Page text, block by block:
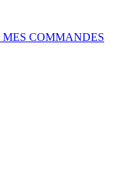
MES COMMANDES